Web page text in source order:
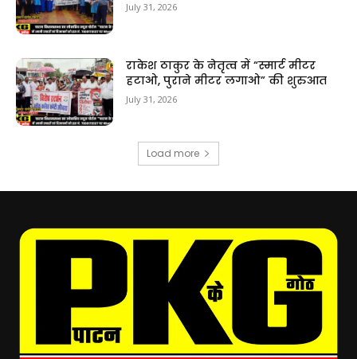
July 31, 2026
राकेश ठाकुर के नेतृत्व में “स्मार्ट मीटर
हटाओ, पुराने मीटर लगाओ” की शुरुआत
July 31, 2026
Load more